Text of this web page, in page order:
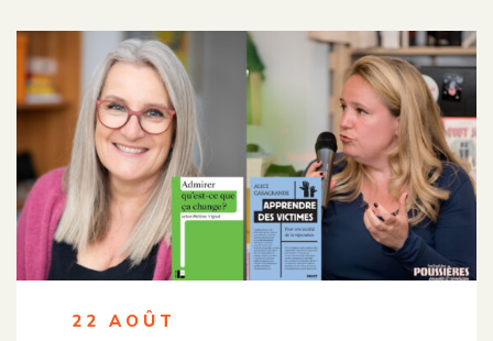
22 AOÛT